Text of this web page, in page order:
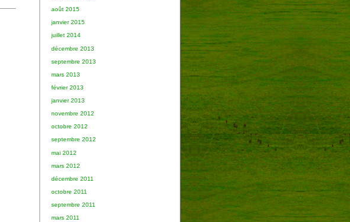
août 2015
janvier 2015
juillet 2014
décembre 2013
septembre 2013
mars 2013
février 2013
janvier 2013
novembre 2012
octobre 2012
septembre 2012
mai 2012
mars 2012
décembre 2011
octobre 2011
septembre 2011
mars 2011